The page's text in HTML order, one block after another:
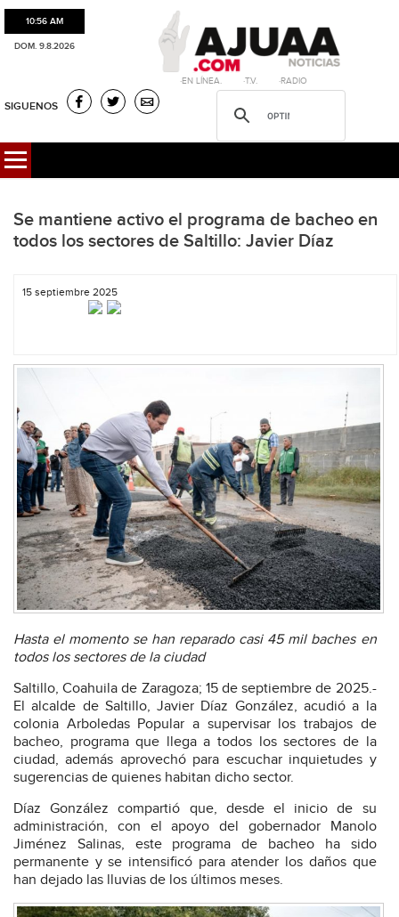
10:56 AM
DOM. 9.8.2026
·EN LÍNEA. ·T.V. ·RADIO
SIGUENOS
Se mantiene activo el programa de bacheo en
todos los sectores de Saltillo: Javier Díaz
15 septiembre 2025
Hasta el momento se han reparado casi 45 mil baches en
todos los sectores de la ciudad
Saltillo, Coahuila de Zaragoza; 15 de septiembre de 2025.-
El alcalde de Saltillo, Javier Díaz González, acudió a la
colonia Arboledas Popular a supervisar los trabajos de
bacheo, programa que llega a todos los sectores de la
ciudad, además aprovechó para escuchar inquietudes y
sugerencias de quienes habitan dicho sector.
Díaz González compartió que, desde el inicio de su
administración, con el apoyo del gobernador Manolo
Jiménez Salinas, este programa de bacheo ha sido
permanente y se intensificó para atender los daños que
han dejado las lluvias de los últimos meses.